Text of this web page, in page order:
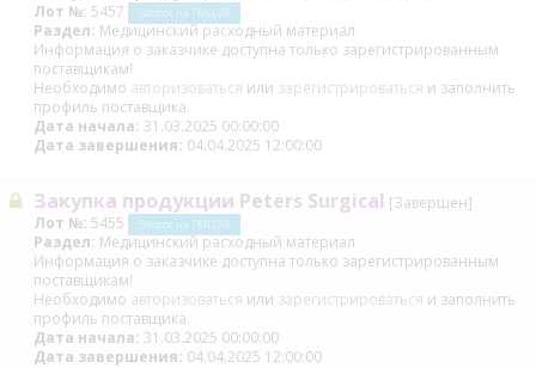
Лот №: 5457 Запрос на ТМЦ (В)
Раздел: Медицинский расходный материал
Информация о заказчике доступна только зарегистрированным
поставщикам!
Необходимо авторизоваться или зарегистрироваться и заполнить
профиль поставщика.
Дата начала: 31.03.2025 00:00:00
Дата завершения: 04.04.2025 12:00:00
Закупка продукции Peters Surgical [Завершен]
Лот №: 5455 Запрос на ТМЦ (В)
Раздел: Медицинский расходный материал
Информация о заказчике доступна только зарегистрированным
поставщикам!
Необходимо авторизоваться или зарегистрироваться и заполнить
профиль поставщика.
Дата начала: 31.03.2025 00:00:00
Дата завершения: 04.04.2025 12:00:00